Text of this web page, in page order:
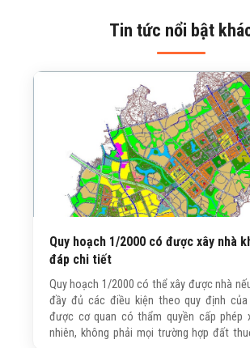
Tin tức nổi bật
Quy hoạch 1/2000 có được xây nhà
đáp chi tiết
Quy hoạch 1/2000 có thể xây được nhà
đầy đủ các điều kiện theo quy định
được cơ quan có thẩm quyền cấp phép
nhiên, không phải mọi trường hợp đất